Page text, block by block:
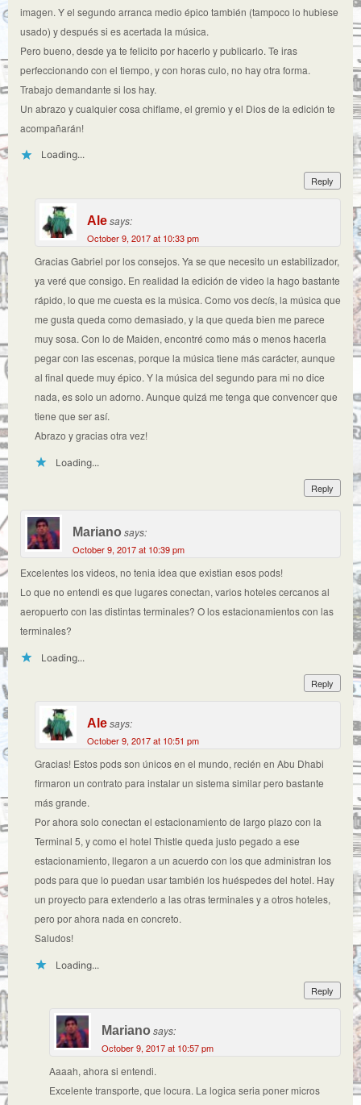
imagen. Y el segundo arranca medio épico también (tampoco lo hubiese
usado) y después si es acertada la música.
Pero bueno, desde ya te felicito por hacerlo y publicarlo. Te iras
perfeccionando con el tiempo, y con horas culo, no hay otra forma.
Trabajo demandante si los hay.
Un abrazo y cualquier cosa chiflame, el gremio y el Dios de la edición te
acompañarán!
Loading...
Reply
Alesays:
October 9, 2017 at 10:33 pm
Gracias Gabriel por los consejos. Ya se que necesito un estabilizador,
ya veré que consigo. En realidad la edición de video la hago bastante
rápido, lo que me cuesta es la música. Como vos decís, la música que
me gusta queda como demasiado, y la que queda bien me parece
muy sosa. Con lo de Maiden, encontré como más o menos hacerla
pegar con las escenas, porque la música tiene más carácter, aunque
al final quede muy épico. Y la música del segundo para mi no dice
nada, es solo un adorno. Aunque quizá me tenga que convencer que
tiene que ser así.
Abrazo y gracias otra vez!
Loading...
Reply
Mariano says:
October 9, 2017 at 10:39 pm
Excelentes los videos, no tenia idea que existian esos pods!
Lo que no entendi es que lugares conectan, varios hoteles cercanos al
aeropuerto con las distintas terminales? O los estacionamientos con las
terminales?
Loading...
Reply
Alesays:
October 9, 2017 at 10:51 pm
Gracias! Estos pods son únicos en el mundo, recién en Abu Dhabi
firmaron un contrato para instalar un sistema similar pero bastante
más grande.
Por ahora solo conectan el estacionamiento de largo plazo con la
Terminal 5, y como el hotel Thistle queda justo pegado a ese
estacionamiento, llegaron a un acuerdo con los que administran los
pods para que lo puedan usar también los huéspedes del hotel. Hay
un proyecto para extenderlo a las otras terminales y a otros hoteles,
pero por ahora nada en concreto.
Saludos!
Loading...
Reply
Mariano says:
October 9, 2017 at 10:57 pm
Aaaah, ahora si entendi.
Excelente transporte, que locura. La logica seria poner micros